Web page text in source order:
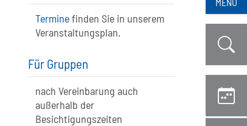
Terminefinden Sie in unserem
Veranstaltungsplan.
Für Gruppen
nach Vereinbarung auch
außerhalb der
Besichtigungszeiten